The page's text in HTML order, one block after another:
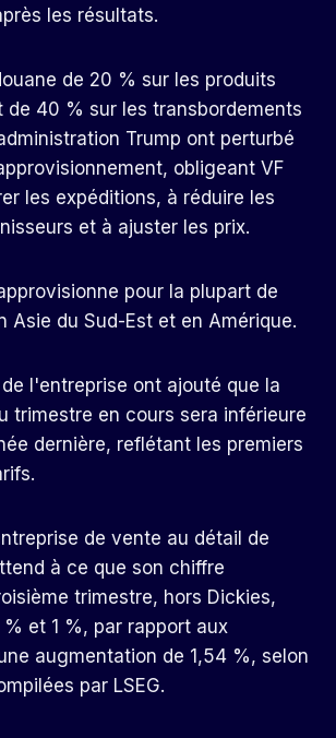
les résultats.
de 20 % sur les produits
de 40 % sur les transbordements
Trump ont perturbé
obligeant VF
les expéditions, à réduire les
et à ajuster les prix.
pour la plupart de
Asie du Sud-Est et en Amérique.
l'entreprise ont ajouté que la
trimestre en cours sera inférieure
dernière, reflétant les premiers
de vente au détail de
à ce que son chiffre
trimestre, hors Dickies,
et 1 %, par rapport aux
augmentation de 1,54 %, selon
par LSEG.